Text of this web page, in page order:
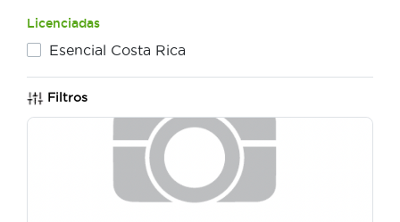
Licenciadas
Esencial Costa Rica
Filtros